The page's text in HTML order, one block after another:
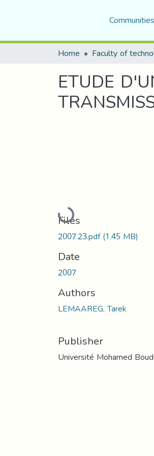
Home Faculty of
ETUDE
Loading...
Files
2007.23.pdf(1.45 MB)
Date
2007
Authors
LEMAAREG, Tarek
Publisher
Université Mohamed